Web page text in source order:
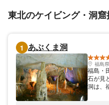
東北のケイビング・洞
1 あぶくま洞
福島県
福島・
石が見
洞は、